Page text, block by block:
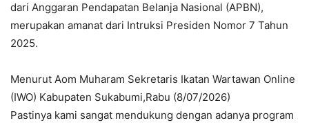
dari Anggaran Pendapatan Belanja Nasional (APBN),
merupakan amanat dari Intruksi Presiden Nomor 7 Tahun
2025.
Menurut Aom Muharam Sekretaris Ikatan Wartawan Online
(IWO) Kabupaten Sukabumi,Rabu (8/07/2026)
Pastinya kami sangat mendukung dengan adanya program